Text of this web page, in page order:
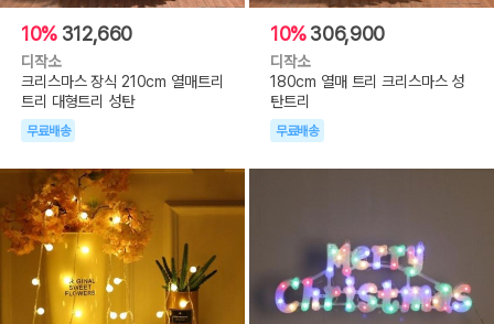
10% 312,660
디작소
크리스마스 장식 210cm 열매트리
트리 대형트리 성탄
무료배송
10%306,900
디작소
180cm 열매 트리 크리스마스 성
탄트리
무료배송